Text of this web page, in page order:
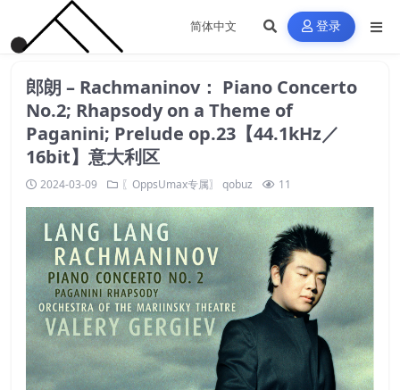
登录
郎朗 – Rachmaninov： Piano Concerto
No.2; Rhapsody on a Theme of
Paganini; Prelude op.23【44.1kHz／
16bit】意大利区
2024-03-09 〖OppsUmax专属〗 qobuz 11